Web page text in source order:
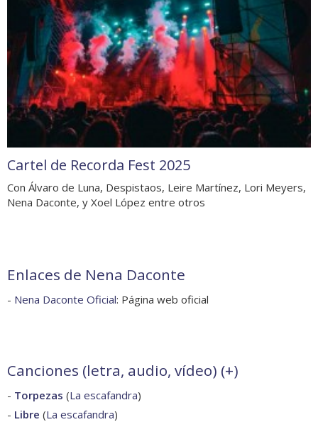
Cartel de Recorda Fest 2025
Con Álvaro de Luna, Despistaos, Leire Martínez, Lori Meyers,
Nena Daconte, y Xoel López entre otros
Enlaces de Nena Daconte
- Nena Daconte Oficial: Página web oficial
Canciones (letra, audio, vídeo) (+)
- Torpezas (La escafandra)
- Libre (La escafandra)